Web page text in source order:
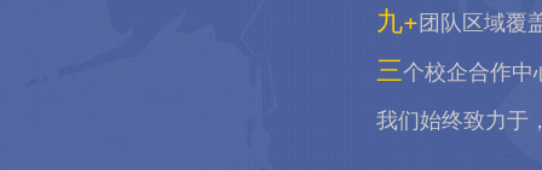
九+团队区域覆
三个校企合作中
我们始终致力于